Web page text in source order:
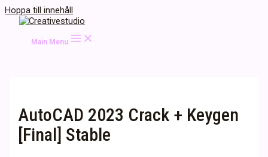
Hoppa till innehåll
Main Menu
AutoCAD 2023 Crack + Keygen
[Final] Stable